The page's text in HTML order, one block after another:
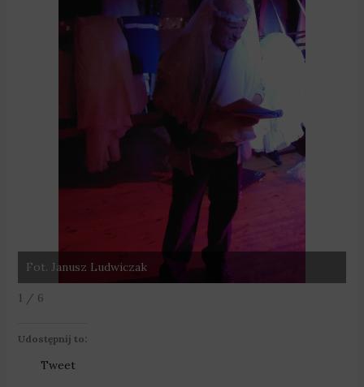
Fot. Janusz Ludwiczak
1 / 6
Udostępnij to:
Tweet